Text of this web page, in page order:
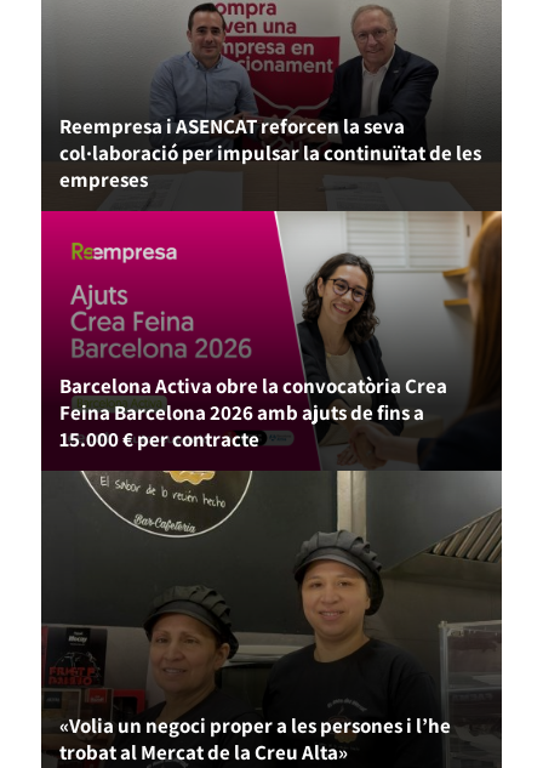
Reempresa i ASENCAT reforcen la seva
col·laboració per impulsar la continuïtat de les
empreses
Barcelona Activa obre la convocatòria Crea
Feina Barcelona 2026 amb ajuts de fins a
15.000 € per contracte
«Volia un negoci proper a les persones i l’he
trobat al Mercat de la Creu Alta»